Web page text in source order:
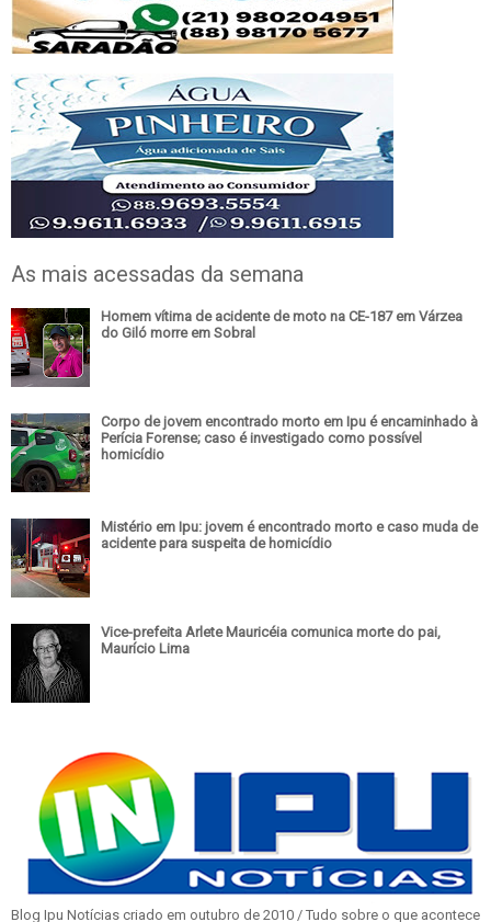
As mais acessadas da semana
Homem vítima de acidente de moto na CE-187 em Várzea
do Giló morre em Sobral
Corpo de jovem encontrado morto em Ipu é encaminhado à
Perícia Forense; caso é investigado como possível
homicídio
Mistério em Ipu: jovem é encontrado morto e caso muda de
acidente para suspeita de homicídio
Vice-prefeita Arlete Mauricéia comunica morte do pai,
Maurício Lima
Blog Ipu Notícias criado em outubro de 2010 / Tudo sobre o que acontece